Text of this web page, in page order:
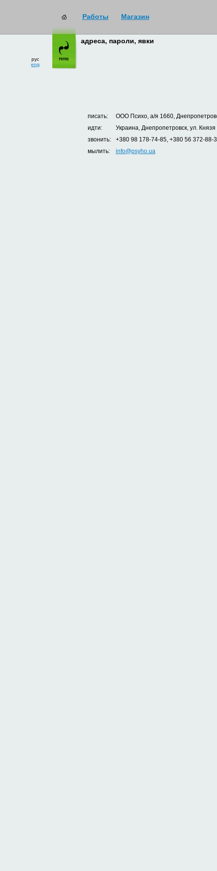
Работы Магазин
рус
eng
адреса, пароли, явки
писать:
ООО Психо, а/я 1660,
идти:
Украина, Днепропетровск, ул.
звонить:
+380 98 178-74-85, +380 56 372-88-
мылить:
info@psyho.ua